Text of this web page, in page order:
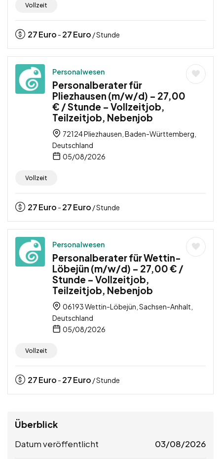
Vollzeit
27Euro - 27Euro / Stunde
Personalwesen
Personalberater für
Pliezhausen (m/w/d) – 27,00
€ / Stunde – Vollzeitjob,
Teilzeitjob, Nebenjob
72124 Pliezhausen, Baden-Württemberg,
Deutschland
05/08/2026
Vollzeit
27Euro - 27Euro / Stunde
Personalwesen
Personalberater für Wettin-
Löbejün (m/w/d) – 27,00 € /
Stunde – Vollzeitjob,
Teilzeitjob, Nebenjob
06193 Wettin-Löbejün, Sachsen-Anhalt,
Deutschland
05/08/2026
Vollzeit
27Euro - 27Euro / Stunde
Überblick
Datum veröffentlicht 03/08/2026